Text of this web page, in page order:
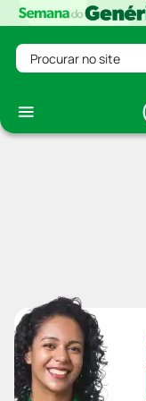
Procurar no site